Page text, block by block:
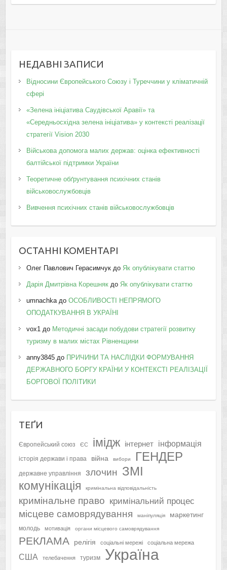
НЕДАВНІ ЗАПИСИ
Відносини Європейського Союзу і Туреччини у кліматичній
сфері
«Зелена ініціатива Саудівської Аравії» та
«Середньосхідна зелена ініціатива» у контексті реалізації
стратегії Vision 2030
Військова допомога малих держав: оцінка ефективності
балтійської підтримки України
Теоретичне обґрунтування психічних станів
військовослужбовців
Вивчення психічних станів військовослужбовців
ОСТАННІ КОМЕНТАРІ
Олег Павлович Герасимчукдо Як опублікувати статтю
Дарія Дмитрівна Корешнякдо Як опублікувати статтю
umnachkaдо ОСОБЛИВОСТІ НЕПРЯМОГО
ОПОДАТКУВАННЯ В УКРАЇНІ
vox1до Методичні засади побудови стратегії розвитку
туризму в малих містах Рівненщини
anny3845до ПРИЧИНИ ТА НАСЛІДКИ ФОРМУВАННЯ
ДЕРЖАВНОГО БОРГУ КРАЇНИ У КОНТЕКСТІ РЕАЛІЗАЦІЇ
БОРГОВОЇ ПОЛІТИКИ
ТЕҐИ
Європейський союз ЄС імідж інтернет інформація
історія держави і права війна вибори ГЕНДЕР
державне управління злочин ЗМІ
комунікація кримінальна відповідальність
кримінальне право кримінальний процес
місцеве самоврядування маніпуляція маркетинг
молодь мотивація органи місцевого самоврядування
РЕКЛАМА релігія соціальні мережі соціальна мережа
США телебачення туризм Україна